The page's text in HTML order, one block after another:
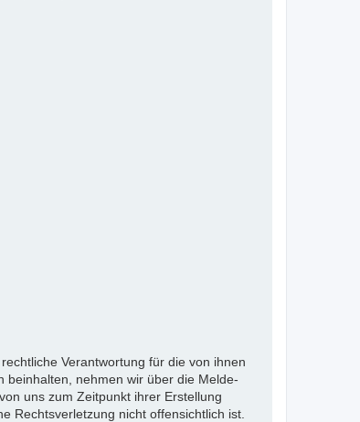
Verantwortung für die von ihnen
beinhalten, nehmen wir über die Melde-
uns zum Zeitpunkt ihrer Erstellung
Rechtsverletzung nicht offensichtlich ist.